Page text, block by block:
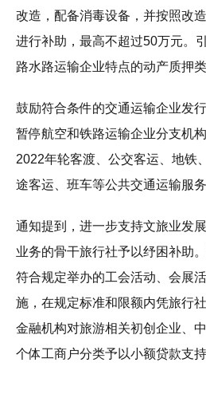
改造，配备消毒设备，并按照改
进行补助，最高不超过50万元。
路水路运输企业特点的动产质押类
鼓励符合条件的交通运输企业发
暂停航空和铁路运输企业分支机
2022年轮客渡、公交客运、地铁
途客运、班车等公共交通运输服务
通知提到，进一步支持文旅业发
业务的骨干旅行社予以纾困补助
符合规定举办的工会活动、会展
施，在规定标准和限额内凭旅行
金融机构对旅游相关初创企业、
个体工商户分类予以小额贷款支持